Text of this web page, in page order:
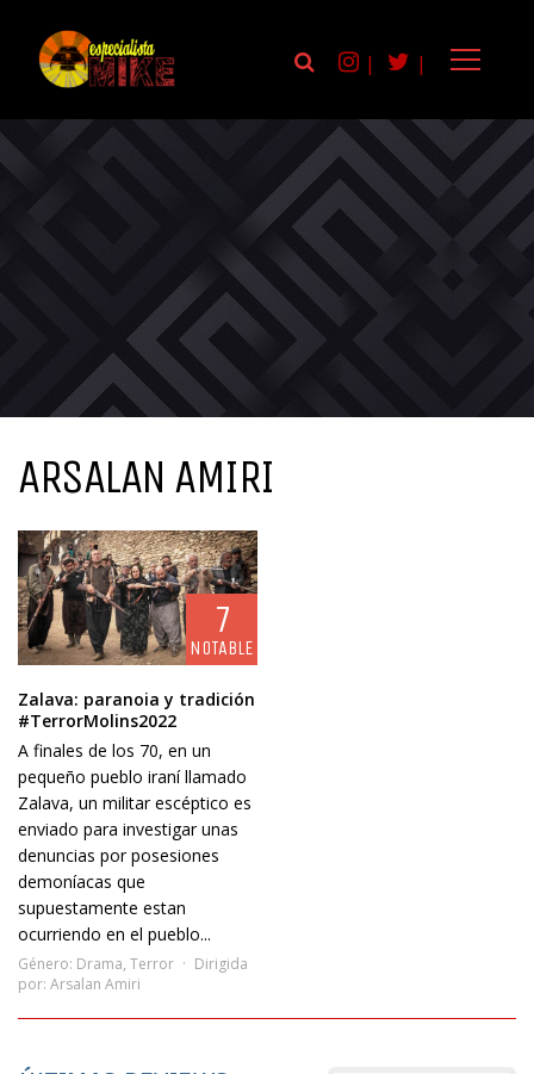
| |
ARSALAN AMIRI
7
NOTABLE
Zalava: paranoia y tradición
#TerrorMolins2022
A finales de los 70, en un
pequeño pueblo iraní llamado
Zalava, un militar escéptico es
enviado para investigar unas
denuncias por posesiones
demoníacas que
supuestamente estan
ocurriendo en el pueblo...
Género: Drama, Terror
Dirigida
por: Arsalan Amiri